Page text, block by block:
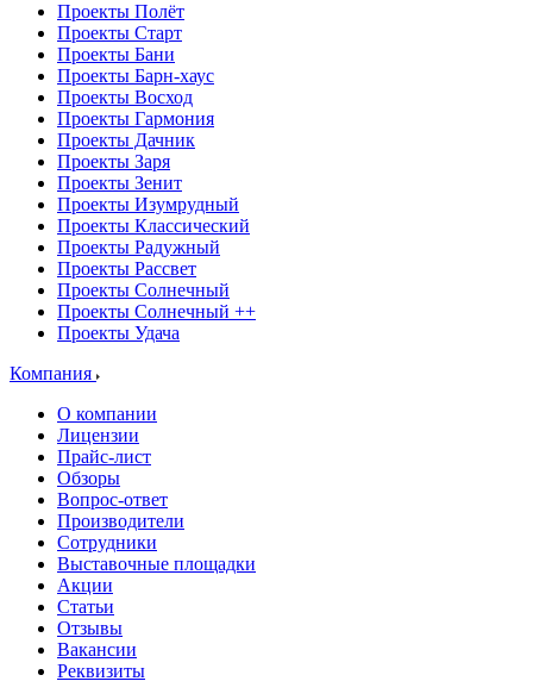
Проекты Полёт
Проекты Старт
Проекты Бани
Проекты Барн-хаус
Проекты Восход
Проекты Гармония
Проекты Дачник
Проекты Заря
Проекты Зенит
Проекты Изумрудный
Проекты Классический
Проекты Радужный
Проекты Рассвет
Проекты Солнечный
Проекты Солнечный ++
Проекты Удача
Компания
О компании
Лицензии
Прайс-лист
Обзоры
Вопрос-ответ
Производители
Сотрудники
Выставочные площадки
Акции
Статьи
Отзывы
Вакансии
Реквизиты